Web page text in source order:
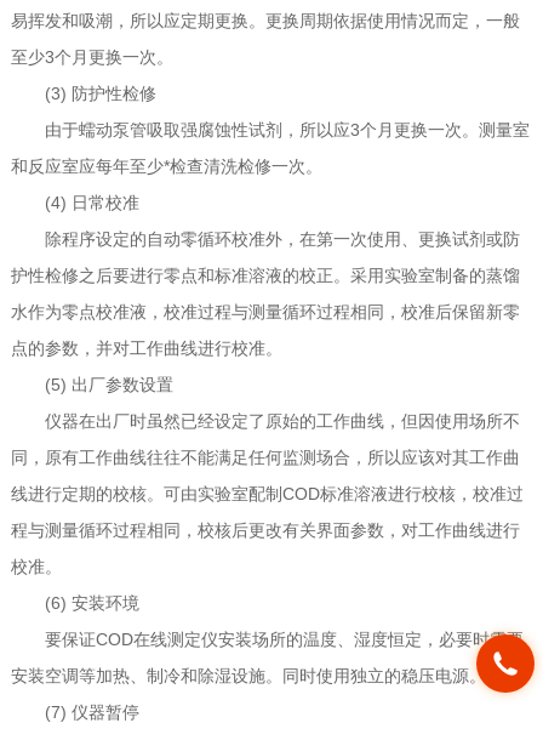
易挥发和吸潮，所以应定期更换。更换周期依据使用情况而定，一般
至少3个月更换一次。
(3) 防护性检修
由于蠕动泵管吸取强腐蚀性试剂，所以应3个月更换一次。测量室
和反应室应每年至少*检查清洗检修一次。
(4) 日常校准
除程序设定的自动零循环校准外，在第一次使用、更换试剂或防
护性检修之后要进行零点和标准溶液的校正。采用实验室制备的蒸馏
水作为零点校准液，校准过程与测量循环过程相同，校准后保留新零
点的参数，并对工作曲线进行校准。
(5) 出厂参数设置
仪器在出厂时虽然已经设定了原始的工作曲线，但因使用场所不
同，原有工作曲线往往不能满足任何监测场合，所以应该对其工作曲
线进行定期的校核。可由实验室配制COD标准溶液进行校核，校准过
程与测量循环过程相同，校核后更改有关界面参数，对工作曲线进行
校准。
(6) 安装环境
要保证COD在线测定仪安装场所的温度、湿度恒定，必要时需要
安装空调等加热、制冷和除湿设施。同时使用独立的稳压电源。
(7) 仪器暂停